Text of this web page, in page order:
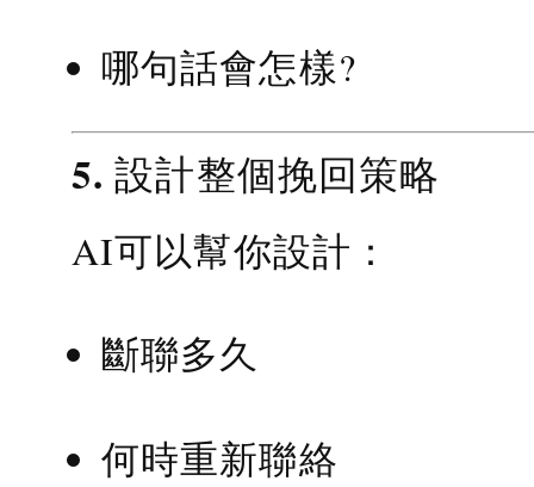
哪句話會怎樣?
5. 設計整個挽回策略
AI可以幫你設計：
斷聯多久
何時重新聯絡